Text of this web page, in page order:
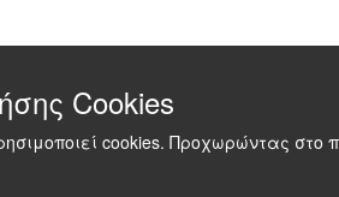
Cookies
cookies. Προχωρώντας στο